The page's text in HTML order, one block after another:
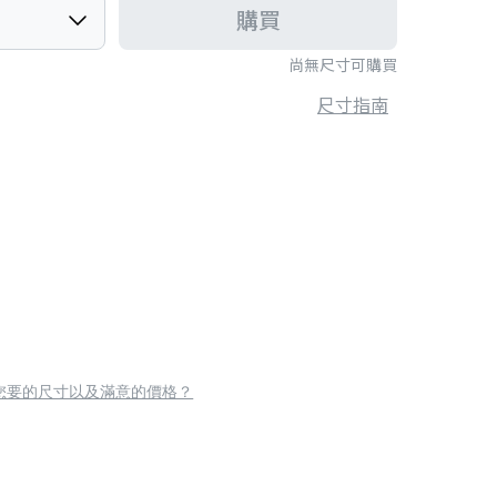
尚無尺寸可購買
購買
尺寸指南
要的尺寸以及滿意的價格？